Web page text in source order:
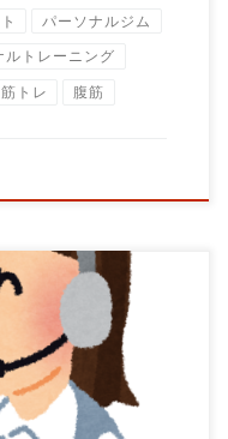
パーソナルジム
ルトレーニング
筋トレ 腹筋
常動作で痛めたりおか
時に適 […]